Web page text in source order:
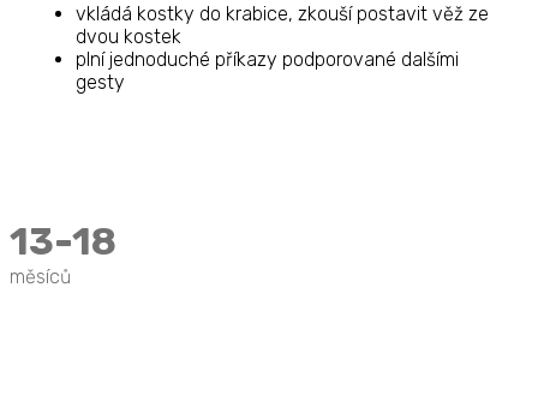
vkládá kostky do krabice, zkouší postavit věž ze
dvou kostek
plní jednoduché příkazy podporované dalšími
gesty
13-18
měsíců